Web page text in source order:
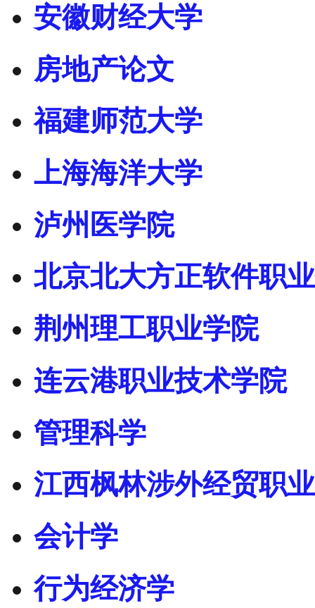
安徽财经大学
房地产论文
福建师范大学
上海海洋大学
泸州医学院
北京北大方正软件职
荆州理工职业学院
连云港职业技术学院
管理科学
江西枫林涉外经贸职
会计学
行为经济学